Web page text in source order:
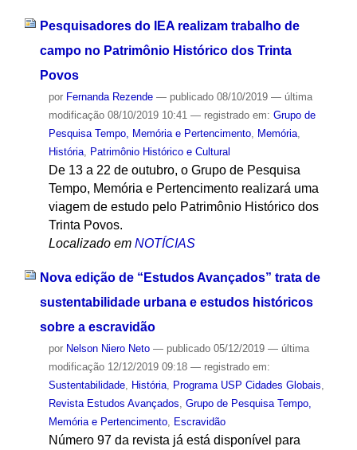
Pesquisadores do IEA realizam trabalho de
campo no Patrimônio Histórico dos Trinta
Povos
por Fernanda Rezende — publicado08/10/2019 — última
modificação08/10/2019 10:41 — registrado em: Grupo de
Pesquisa Tempo, Memória e Pertencimento, Memória,
História, Patrimônio Histórico e Cultural
De 13 a 22 de outubro, o Grupo de Pesquisa
Tempo, Memória e Pertencimento realizará uma
viagem de estudo pelo Patrimônio Histórico dos
Trinta Povos.
Localizado em NOTÍCIAS
Nova edição de “Estudos Avançados” trata de
sustentabilidade urbana e estudos históricos
sobre a escravidão
por Nelson Niero Neto — publicado05/12/2019 — última
modificação12/12/2019 09:18 — registrado em:
Sustentabilidade, História, Programa USP Cidades Globais
Revista Estudos Avançados Grupo de Pesquisa Tempo,
Memória e Pertencimento, Escravidão
Número 97 da revista já está disponível para